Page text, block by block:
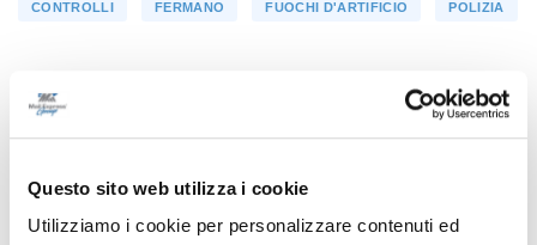
Questo sito web utilizza i cookie
Utilizziamo i cookie per personalizzare contenuti ed
CONTROLLI FERMANO FUOCHI D'ARTIFICIO POLIZIA
Precedente
Porto Sant’Elpidio